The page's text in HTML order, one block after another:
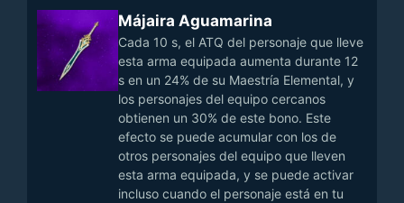
Májaira Aguamarina
Cada 10 s, el ATQ del personaje que lleve
esta arma equipada aumenta durante 12
s en un 24% de su Maestría Elemental, y
los personajes del equipo cercanos
obtienen un 30% de este bono. Este
efecto se puede acumular con los de
otros personajes del equipo que lleven
esta arma equipada, y se puede activar
incluso cuando el personaje está en tu